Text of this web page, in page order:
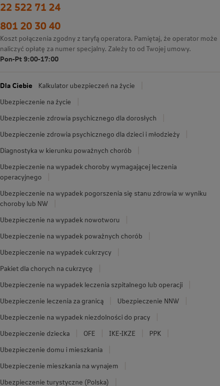
22 522 71 24
801 20 30 40
Koszt połączenia zgodny z taryfą operatora. Pamiętaj, że operator może
naliczyć opłatę za numer specjalny. Zależy to od Twojej umowy.
Pon-Pt 9:00-17:00
Dla Ciebie
Kalkulator ubezpieczeń na życie
Ubezpieczenie na życie
Ubezpieczenie zdrowia psychicznego dla dorosłych
Ubezpieczenie zdrowia psychicznego dla dzieci i młodzieży
Diagnostyka w kierunku poważnych chorób
Ubezpieczenie na wypadek choroby wymagającej leczenia
operacyjnego
Ubezpieczenie na wypadek pogorszenia się stanu zdrowia w wyniku
choroby lub NW
Ubezpieczenie na wypadek nowotworu
Ubezpieczenie na wypadek poważnych chorób
Ubezpieczenie na wypadek cukrzycy
Pakiet dla chorych na cukrzycę
Ubezpieczenie na wypadek leczenia szpitalnego lub operacji
Ubezpieczenie leczenia za granicą
Ubezpieczenie NNW
Ubezpieczenie na wypadek niezdolności do pracy
Ubezpieczenie dziecka
OFE IKE-IKZE
PPK
Ubezpieczenie domu i mieszkania
Ubezpieczenie mieszkania na wynajem
Ubezpieczenie turystyczne (Polska)